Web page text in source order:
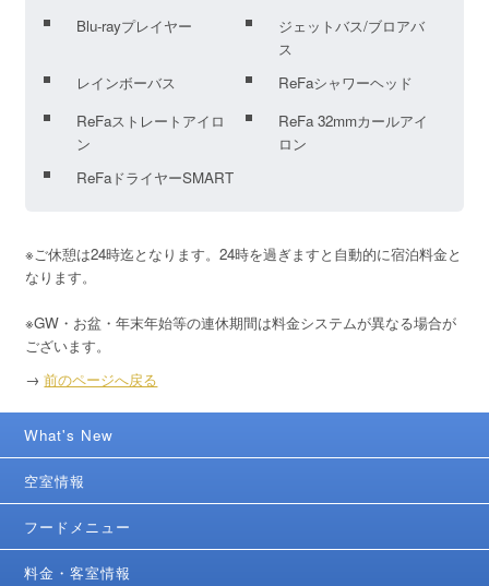
Blu-rayプレイヤー
ジェットバス/ブロアバ
ス
レインボーバス
ReFaシャワーヘッド
ReFaストレートアイロ
ン
ReFa 32mmカールアイ
ロン
ReFaドライヤーSMART
※ご休憩は24時迄となります。24時を過ぎますと自動的に宿泊料金と
なります。
※GW・お盆・年末年始等の連休期間は料金システムが異なる場合が
ございます。
→ 前のページへ戻る
What's New
空室情報
フードメニュー
料金・客室情報